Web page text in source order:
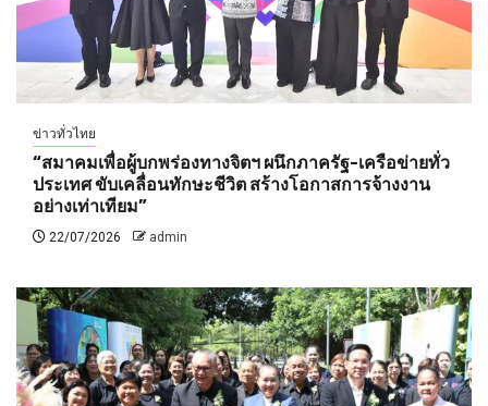
ข่าวทั่วไทย
“สมาคมเพื่อผู้บกพร่องทางจิตฯ ผนึกภาครัฐ-เครือข่ายทั่ว
ประเทศ ขับเคลื่อนทักษะชีวิต สร้างโอกาสการจ้างงาน
อย่างเท่าเทียม”
22/07/2026 admin